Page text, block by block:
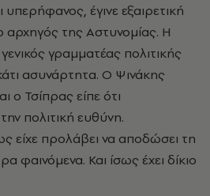
έγινε εξαιρετική
της Αστυνομίας. Η
γραμματέας πολιτικής
ασυνάρτητα. Ο Ψινάκης
ο Τσίπρας είπε ότι
πολιτική ευθύνη.
είχε προλάβει να αποδώσει τη
φαινόμενα. Και ίσως έχει δίκιο